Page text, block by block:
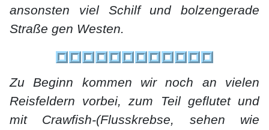
ansonsten viel Schilf und bolzengerade
Straße gen Westen.
Zu Beginn kommen wir noch an vielen
Reisfeldern vorbei, zum Teil geflutet und
mit Crawfish-(Flusskrebse, sehen wie